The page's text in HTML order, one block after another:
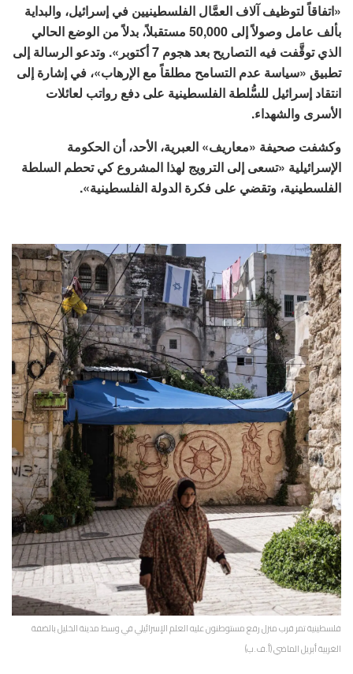
«اتفاقاً لتوظيف آلاف العمَّال الفلسطينيين في إسرائيل، والبداية
بألف عامل وصولاً إلى 50,000 مستقبلاً، بدلاً من الوضع الحالي
الذي توقَّفت فيه التصاريح بعد هجوم 7 أكتوبر». وتدعو الرسالة إلى
تطبيق «سياسة عدم التسامح مطلقاً مع الإرهاب»، في إشارة إلى
انتقاد إسرائيل للسُّلطة الفلسطينية على دفع رواتب لعائلات
الأسرى والشهداء.
وكشفت صحيفة «معاريف» العبرية، الأحد، أن الحكومة
الإسرائيلية «تسعى إلى الترويج لهذا المشروع كي تحطم السلطة
الفلسطينية، وتقضي على فكرة الدولة الفلسطينية».
فلسطينية تمر قرب منزل رفع مستوطنون عليه العلم الإسرائيلي في وسط مدينة الخليل بالضفة
الغربية أبريل الماضي (أ.ف.ب)